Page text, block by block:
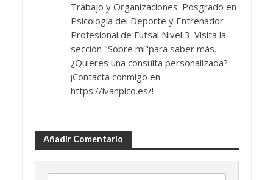
Trabajo y Organizaciones. Posgrado en
Psicología del Deporte y Entrenador
Profesional de Futsal Nivel 3. Visita la
sección "Sobre mí"para saber más.
¿Quieres una consulta personalizada?
¡Contacta conmigo en
https://ivanpico.es/!
Añadir Comentario